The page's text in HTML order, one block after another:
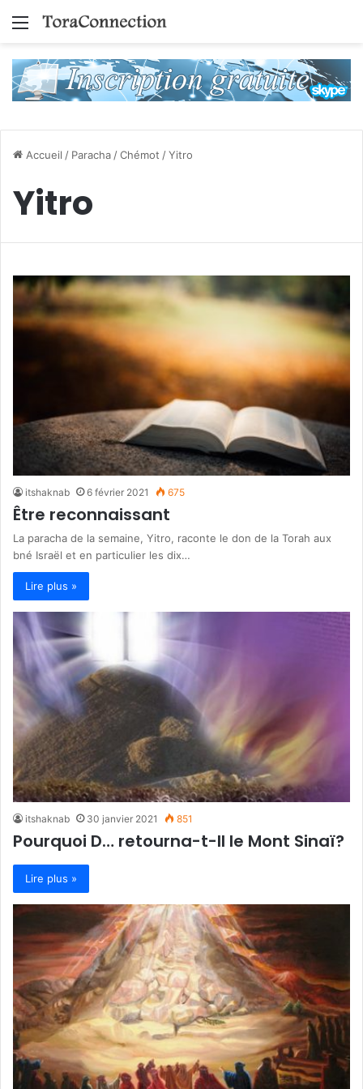
Menu
Accueil / Paracha /Chémot /Yitro
Yitro
itshaknab 6 février 2021 675
Être reconnaissant
La paracha de la semaine, Yitro, raconte le don de la Torah aux
bné Israël et en particulier les dix…
Lire plus »
itshaknab 30 janvier 2021 851
Pourquoi D… retourna-t-Il le Mont Sinaï?
Lire plus »